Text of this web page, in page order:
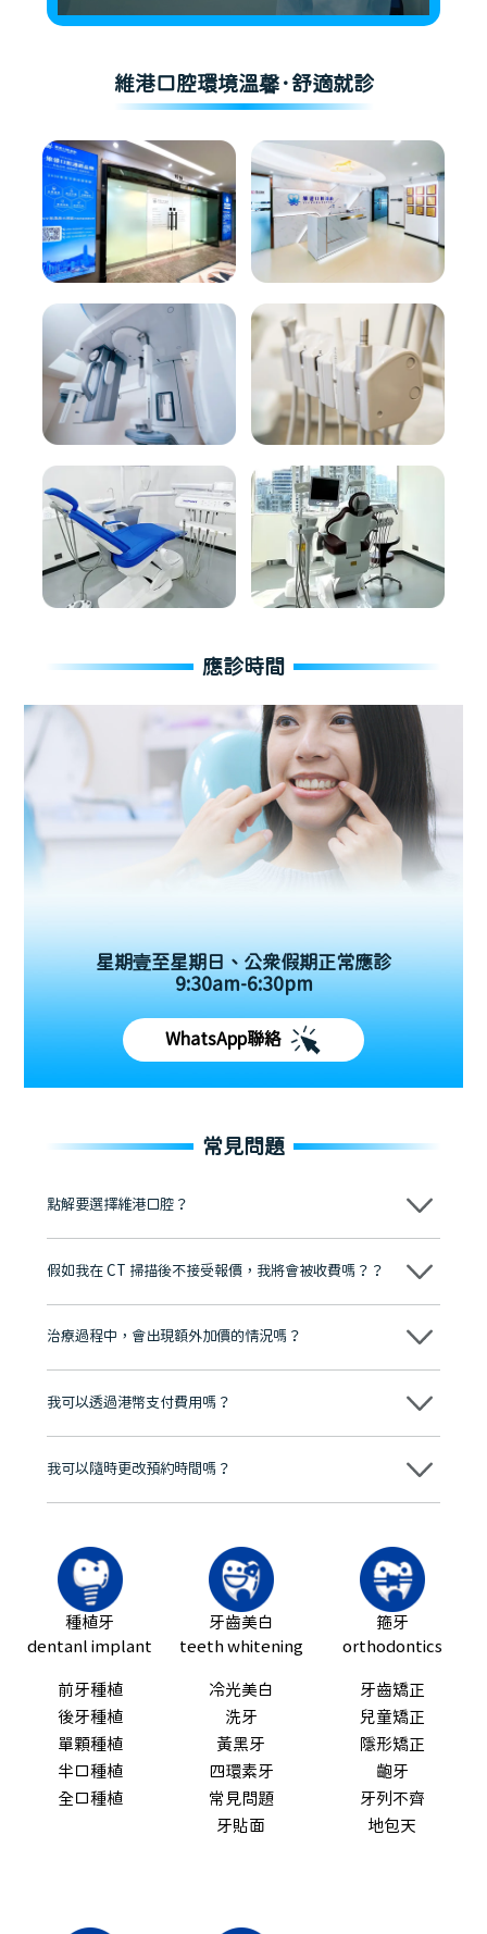
維港口腔環境溫馨·舒適就診
應診時間
星期壹至星期日、公眾假期正常應診
9:30am-6:30pm
WhatsApp聯絡
常見問題
點解要選擇維港口腔？
維港口腔踐行「醫道濟世」的大學校訓，各分院匯聚來自香港、內地的
牌」、「2025香港企業領袖品牌」，是諾貝爾種植系統全球放心植牙中
至今已服務超過三十個國家和地區的顧客，受到粵港澳大灣區及周邊城
市市民極高的口碑評價及信任推薦 珠海、深圳設有八大分院，香港亦設
有咨詢及服務保障中心，有任何問題都可以隨時預約免費咨詢，讓人十
假如我在 CT 掃描後不接受報價，我將會被收費嗎？？
不會！只要未開始實際服務之前，你不會被收取任何費用。
治療過程中，會出現額外加價的情況嗎？
不會，治療前我們會詳細說明治療方案及對應的價錢，顧客同意並簽字
我可以透過港幣支付費用嗎？
可以。維港口腔會按照當日匯率轉算收取費用，而匯率會及時告知客人
我可以隨時更改預約時間嗎？
可以，請盡早通過wechat或whatsapp聯絡我們，告知我們你原本預約
種植牙
dentanl implant
前牙種植
後牙種植
單顆種植
半口種植
全口種植
牙齒美白
teeth whitening
冷光美白
洗牙
黃黑牙
四環素牙
常見問題
牙貼面
箍牙
orthodontics
牙齒矯正
兒童矯正
隱形矯正
齙牙
牙列不齊
地包天